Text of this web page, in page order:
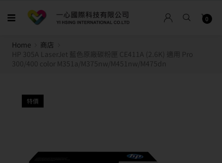
0
Home
商店
HP 305A LaserJet 藍色原廠碳粉匣 CE411A (2.6K) 適用 Pro
300/400 color M351a/M375nw/M451nw/M475dn
特價